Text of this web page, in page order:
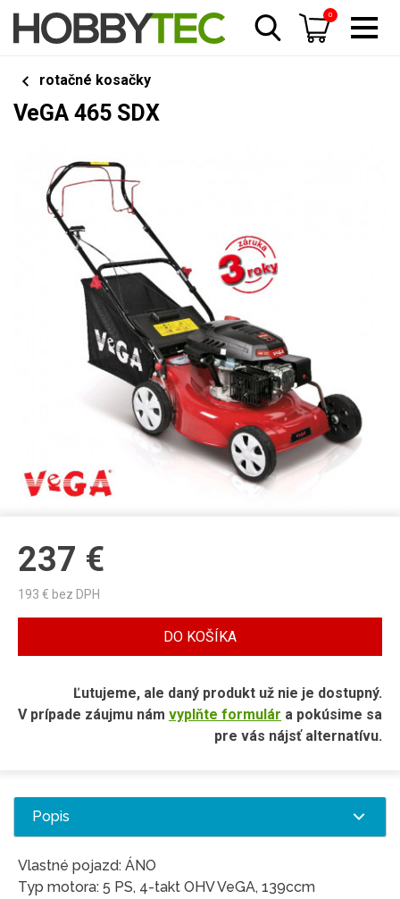
0
rotačné kosačky
VeGA 465 SDX
237 €
193 € bez DPH
DO KOŠÍKA
Ľutujeme, ale daný produkt už nie je dostupný.
V prípade záujmu nám vyplňte formulár a pokúsime sa
pre vás nájsť alternatívu.
Popis
Vlastné pojazd: ÁNO
Typ motora: 5 PS, 4-takt OHV VeGA, 139ccm